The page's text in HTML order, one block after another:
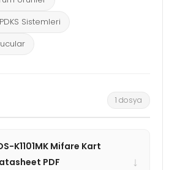
Sistemleri
1 dosya
K1101MK Mifare Kart
PDF
↓